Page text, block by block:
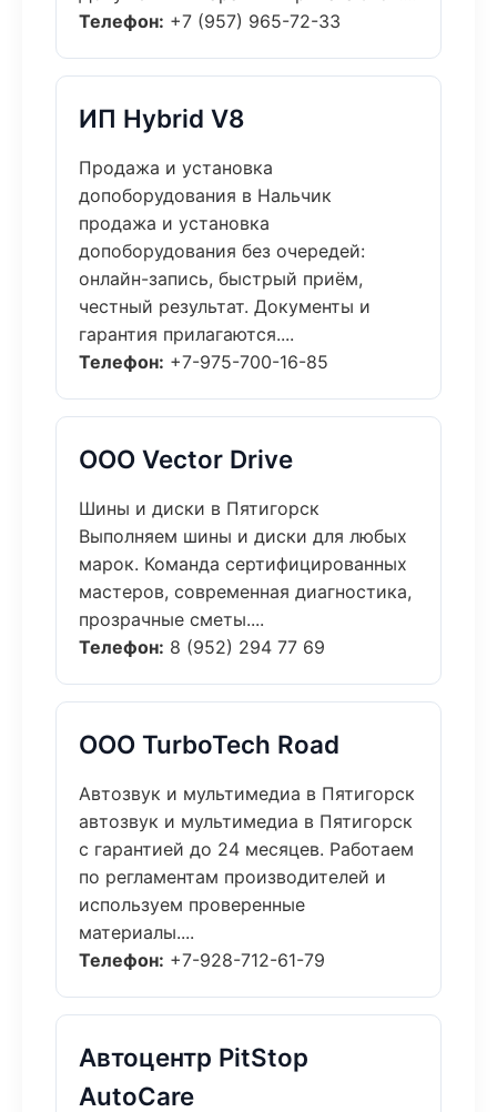
Телефон: +7 (957) 965-72-33
ИП Hybrid V8
Продажа и установка
допоборудования в Нальчик
продажа и установка
допоборудования без очередей:
онлайн-запись, быстрый приём,
честный результат. Документы и
гарантия прилагаются....
Телефон: +7-975-700-16-85
ООО Vector Drive
Шины и диски в Пятигорск
Выполняем шины и диски для любых
марок. Команда сертифицированных
мастеров, современная диагностика,
прозрачные сметы....
Телефон: 8 (952) 294 77 69
ООО TurboTech Road
Автозвук и мультимедиа в Пятигорск
автозвук и мультимедиа в Пятигорск
с гарантией до 24 месяцев. Работаем
по регламентам производителей и
используем проверенные
материалы....
Телефон: +7-928-712-61-79
Автоцентр PitStop
AutoCare